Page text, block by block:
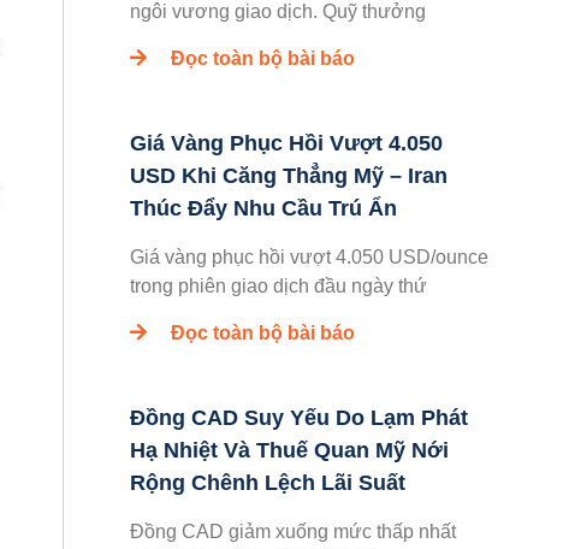
ngôi vương giao dịch. Quỹ thưởng
Đọc toàn bộ bài báo
Giá Vàng Phục Hồi Vượt 4.050
USD Khi Căng Thẳng Mỹ – Iran
Thúc Đẩy Nhu Cầu Trú Ẩn
Giá vàng phục hồi vượt 4.050 USD/ounce
trong phiên giao dịch đầu ngày thứ
Đọc toàn bộ bài báo
Đồng CAD Suy Yếu Do Lạm Phát
Hạ Nhiệt Và Thuế Quan Mỹ Nới
Rộng Chênh Lệch Lãi Suất
Đồng CAD giảm xuống mức thấp nhất